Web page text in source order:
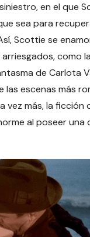
en el que
sea para
Scottie se
como
de Carlota
escenas más
vez más, la ficción
al poseer una